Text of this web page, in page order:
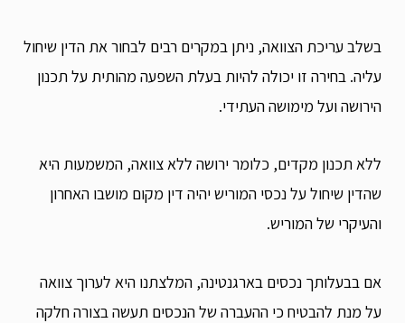
בשלב עריכת הצוואה, ניתן במקרים רבים לבחור את הדין שיחול
עליה. בחירה זו יכולה להיות בעלת השפעה מהותית על תכנון
הירושה ועל מימושה העתידי.
ללא תכנון מקדים, כלומר ירושה ללא צוואה, המשמעות היא
שהדין שיחול על נכסי המוריש יהיה דין מקום מושבו האחרון
והעיקרי של המוריש.
אם בבעלותך נכסים בארגנטינה, המלצתנו היא לערוך צוואה
על מנת להבטיח כי ההעברה של הנכסים תעשה בצורה חלקה